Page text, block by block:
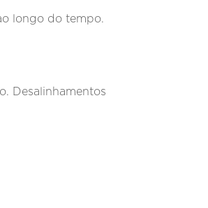
longo do tempo.
Desalinhamentos